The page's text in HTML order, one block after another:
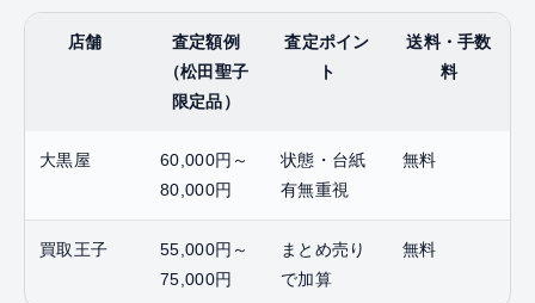
店舗
査定額例
（松田聖子
限定品）
査定ポイン
ト
送料・手数
料
大黒屋
60,000円～
80,000円
状態・台紙
有無重視
無料
買取王子
55,000円～
75,000円
まとめ売り
で加算
無料